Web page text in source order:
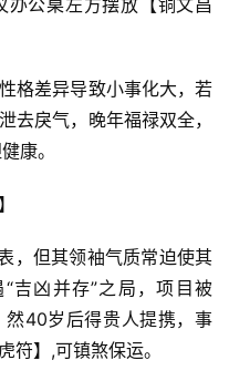
公桌左方摆放【铜文昌
格差异导致小事化大，若
去戾气，晚年福禄双全，
康。
，但其领袖气质常迫使其
吉凶并存”之局，项目被
40岁后得贵人提携，事
符】,可镇煞保运。